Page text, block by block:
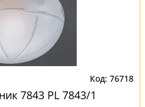
76718
7843 PL 7843/1